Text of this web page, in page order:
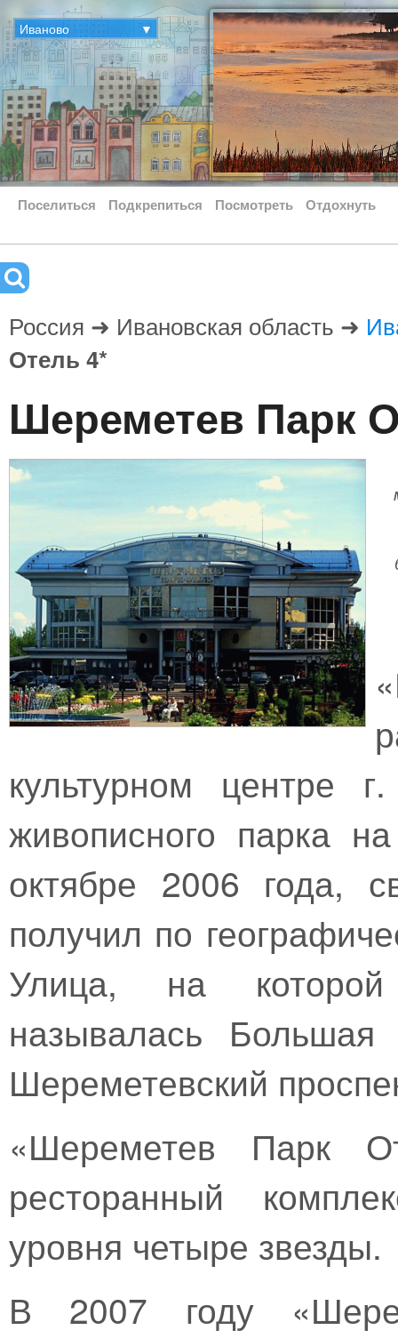
Иваново ▼
Поселиться Подкрепиться Посмотреть Отдохнуть
Россия ➜ Ивановская область ➜
Отель 4*
Шереметев Парк
культурном центре
живописного парка
октябре 2006 года,
получил по
Улица, на
называлась
Шереметевский
«Шереметев Парк
ресторанный
уровня четыре звезды.
В 2007 году